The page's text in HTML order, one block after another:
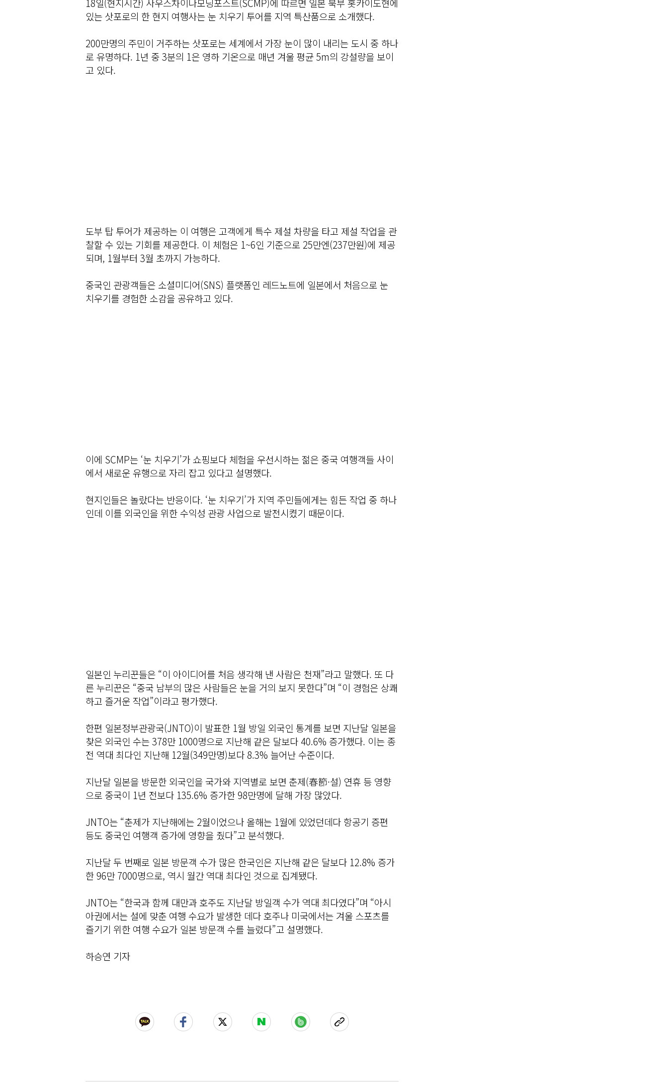
18일(현지시간) 사우스차이나모닝포스트(SCMP)에 따르면 일본 북부 홋카이도현에
있는 삿포로의 한 현지 여행사는 눈 치우기 투어를 지역 특산품으로 소개했다.
200만명의 주민이 거주하는 삿포로는 세계에서 가장 눈이 많이 내리는 도시 중 하나
로 유명하다. 1년 중 3분의 1은 영하 기온으로 매년 겨울 평균 5m의 강설량을 보이
고 있다.
도부 탑 투어가 제공하는 이 여행은 고객에게 특수 제설 차량을 타고 제설 작업을 관
찰할 수 있는 기회를 제공한다. 이 체험은 1~6인 기준으로 25만엔(237만원)에 제공
되며, 1월부터 3월 초까지 가능하다.
중국인 관광객들은소셜미디어(SNS) 플랫폼인 레드노트에 일본에서 처음으로 눈
치우기를 경험한 소감을 공유하고 있다.
이에 SCMP는 ‘눈 치우기’가 쇼핑보다 체험을 우선시하는 젊은 중국 여행객들 사이
에서 새로운 유행으로 자리 잡고 있다고 설명했다.
현지인들은 놀랐다는 반응이다. ‘눈 치우기’가 지역 주민들에게는 힘든 작업 중 하나
인데 이를 외국인을 위한 수익성 관광 사업으로 발전시켰기 때문이다.
일본인 누리꾼들은 “이 아이디어를 처음 생각해 낸 사람은 천재”라고 말했다. 또 다
른 누리꾼은 “중국 남부의 많은 사람들은 눈을 거의 보지 못한다”며 “이 경험은 상쾌
하고 즐거운 작업”이라고 평가했다.
한편 일본정부관광국(JNTO)이 발표한 1월 방일 외국인 통계를 보면 지난달 일본을
찾은 외국인 수는 378만 1000명으로 지난해 같은 달보다 40.6% 증가했다. 이는 종
전 역대 최다인 지난해 12월(349만명)보다 8.3% 늘어난 수준이다.
지난달 일본을 방문한 외국인을 국가와 지역별로 보면 춘제(春節·설) 연휴 등 영향
으로 중국이 1년 전보다 135.6% 증가한 98만명에 달해 가장 많았다.
JNTO는 “춘제가 지난해에는 2월이었으나 올해는 1월에 있었던데다 항공기 증편
등도 중국인 여행객 증가에 영향을 줬다”고 분석했다.
지난달 두 번째로 일본 방문객 수가 많은 한국인은 지난해 같은 달보다 12.8% 증가
한 96만 7000명으로, 역시 월간 역대 최다인 것으로 집계됐다.
JNTO는 “한국과 함께 대만과 호주도 지난달 방일객 수가 역대 최다였다”며 “아시
아권에서는 설에 맞춘 여행 수요가 발생한 데다 호주나 미국에서는 겨울 스포츠를
즐기기 위한 여행 수요가 일본 방문객 수를 늘렸다”고 설명했다.
하승연 기자